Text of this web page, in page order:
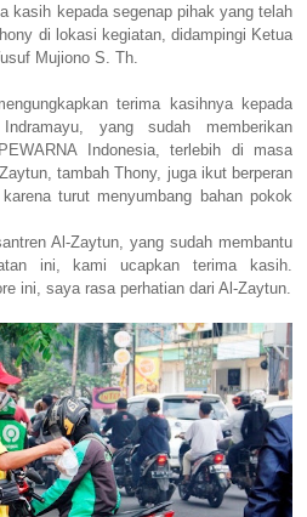
kasih kepada segenap pihak yang telah
di lokasi kegiatan, didampingi Ketua
Mujiono S. Th.
terima kasihnya kepada
yang sudah memberikan
Indonesia, terlebih di masa
tambah Thony, juga ikut berperan
turut menyumbang bahan pokok
Al-Zaytun, yang sudah membantu
ini, kami ucapkan terima kasih.
ini, saya rasa perhatian dari Al-Zaytun.